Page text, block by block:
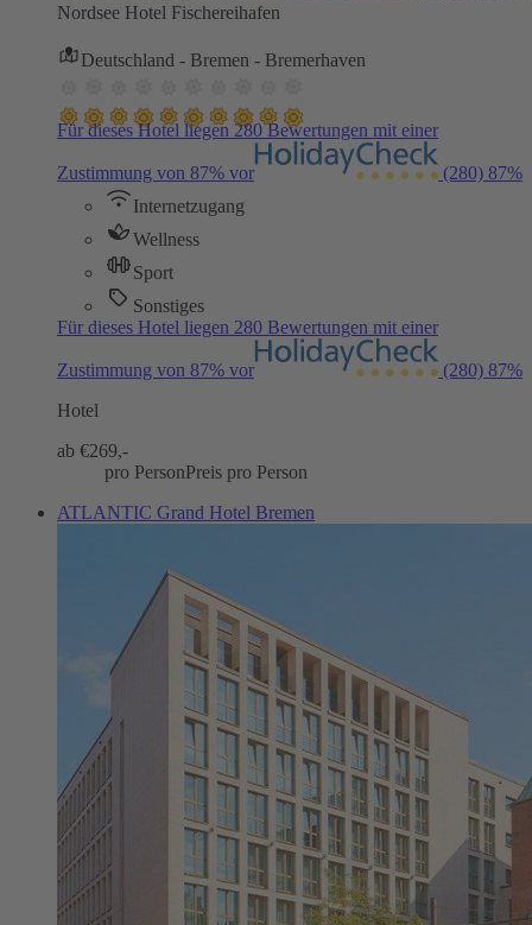
Nordsee Hotel Fischereihafen
Deutschland - Bremen - Bremerhaven
Für dieses Hotel liegen 280 Bewertungen mit einer
Zustimmung von 87% vor (280) 87%
Internetzugang
Wellness
Sport
Sonstiges
Für dieses Hotel liegen 280 Bewertungen mit einer
Zustimmung von 87% vor (280) 87%
Hotel
ab €269,-
pro PersonPreis pro Person
ATLANTIC Grand Hotel Bremen